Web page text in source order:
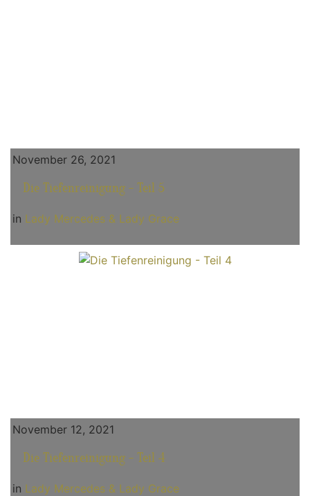
November 26, 2021
Die Tiefenreinigung - Teil 5
in Lady Mercedes & Lady Grace
November 12, 2021
Die Tiefenreinigung - Teil 4
in Lady Mercedes & Lady Grace